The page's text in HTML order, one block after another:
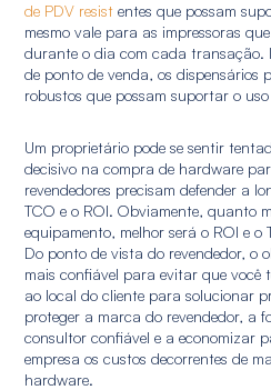
de PDV resist entes que possam
mesmo vale para as impressoras
durante o dia com cada transação.
de ponto de venda, os dispensários
robustos que possam suportar o
Um proprietário pode se sentir
decisivo na compra de hardware
revendedores precisam defender a
TCO e o ROI. Obviamente, quanto
equipamento, melhor será o ROI e o
Do ponto de vista do revendedor, o
mais confiável para evitar que você
ao local do cliente para solucionar
proteger a marca do revendedor, a
consultor confiável e a economizar
empresa os custos decorrentes de
hardware.